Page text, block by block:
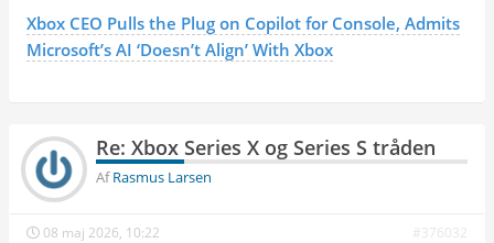
Xbox CEO Pulls the Plug on Copilot for Console, Admits
Microsoft’s AI ‘Doesn’t Align’ With Xbox
Re: Xbox Series X og Series S tråden
AfRasmus Larsen
08 maj 2026, 10:22 #376032